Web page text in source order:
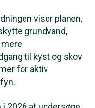
viser planen,
grundvand,
til kyst og skov
for aktiv